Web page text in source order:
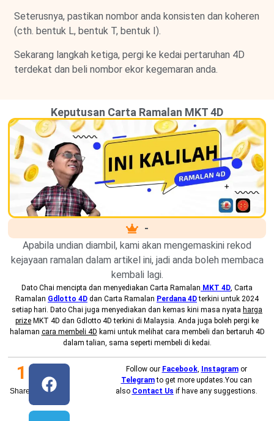
Seterusnya, pastikan nombor anda konsisten dan koheren
(cth. bentuk L, bentuk T, bentuk I).
Sekarang langkah ketiga, pergi ke kedai pertaruhan 4D
terdekat dan beli nombor ekor kegemaran anda.
Keputusan Carta Ramalan MKT 4D
-
Apabila undian diambil, kami akan mengemaskini rekod
kejayaan ramalan dalam artikel ini, jadi anda boleh membaca
kembali lagi.
Dato Chai mencipta dan menyediakan Carta Ramalan MKT 4D, Carta
Ramalan Gdlotto 4D dan Carta Ramalan Perdana 4Dterkini untuk 2024
setiap hari. Dato Chai juga menyediakan dan kemas kini masa nyata harga
prize MKT 4D dan Gdlotto 4D terkini di Malaysia. Anda juga boleh pergi ke
halaman cara membeli 4D kami untuk melihat cara membeli dan bertaruh 4D
dalam talian, sama seperti membeli di kedai.
Shares
1 Follow our Facebook, Instagram or
Telegramto get more updates.You can
also Contact Us if have any suggestions.